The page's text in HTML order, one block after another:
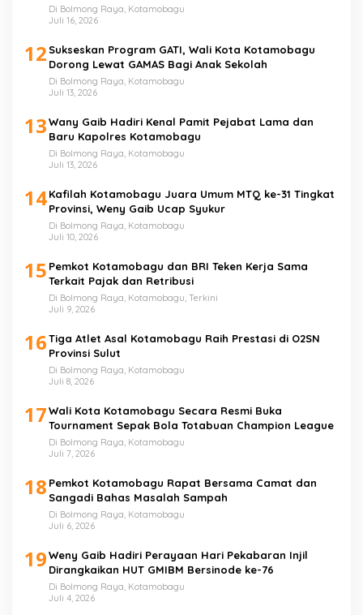
Di Bolmong Raya, Kotamobagu
Juli 16, 2026
12 Sukseskan Program GATI, Wali Kota Kotamobagu
Dorong Lewat GAMAS Bagi Anak Sekolah
Di Bolmong Raya, Kotamobagu
Juli 13, 2026
13Wany Gaib Hadiri Kenal Pamit Pejabat Lama dan
Baru Kapolres Kotamobagu
Di Bolmong Raya, Kotamobagu
Juli 13, 2026
14Kafilah Kotamobagu Juara Umum MTQ ke-31 Tingkat
Provinsi, Weny Gaib Ucap Syukur
Di Bolmong Raya, Kotamobagu
Juli 10, 2026
15 Pemkot Kotamobagu dan BRI Teken Kerja Sama
Terkait Pajak dan Retribusi
Di Bolmong Raya, Kotamobagu, Terkini
Juli 9, 2026
16Tiga Atlet Asal Kotamobagu Raih Prestasi di O2SN
Provinsi Sulut
Di Bolmong Raya, Kotamobagu
Juli 8, 2026
17Wali Kota Kotamobagu Secara Resmi Buka
Tournament Sepak Bola Totabuan Champion League
Di Bolmong Raya, Kotamobagu
Juli 7, 2026
18 Pemkot Kotamobagu Rapat Bersama Camat dan
Sangadi Bahas Masalah Sampah
Di Bolmong Raya, Kotamobagu
Juli 6, 2026
19Weny Gaib Hadiri Perayaan Hari Pekabaran Injil
Dirangkaikan HUT GMIBM Bersinode ke-76
Di Bolmong Raya, Kotamobagu
Juli 4, 2026